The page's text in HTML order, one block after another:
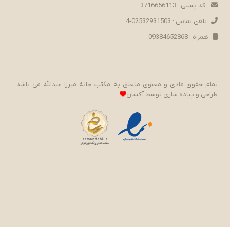
کد پستی : 3716656113
تلفن تماس : 02532931503-4
همراه : 09384652868
تمام حقوق مادی و معنوی متعلق به مکتب خانه میرزا عبدالله می باشد .
طراحی و پیاده سازی توسطآکسان